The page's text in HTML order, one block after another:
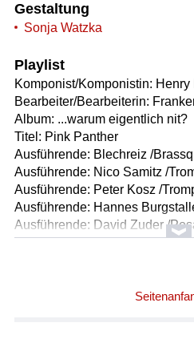
Gestaltung
Sonja Watzka
Playlist
Komponist/Komponistin: Henry
Bearbeiter/Bearbeiterin:
Album: ...warum eigentlich nit?
Titel: Pink Panther
Ausführende: Blechreiz /
Ausführende: Nico Samitz /
Ausführende: Peter Kosz /
Ausführende: Hannes
Ausführende: David Zuder /
Ausführende: Martin Kohlweis /